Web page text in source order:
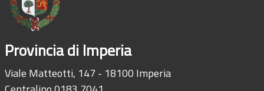
Provincia di Imperia
Viale Matteotti, 147 - 18100 Imperia